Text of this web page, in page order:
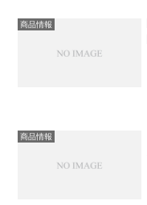
商品情報
商品情報